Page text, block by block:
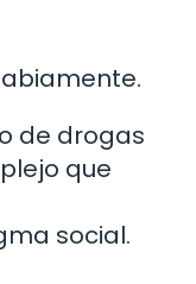
de drogas
que
social.